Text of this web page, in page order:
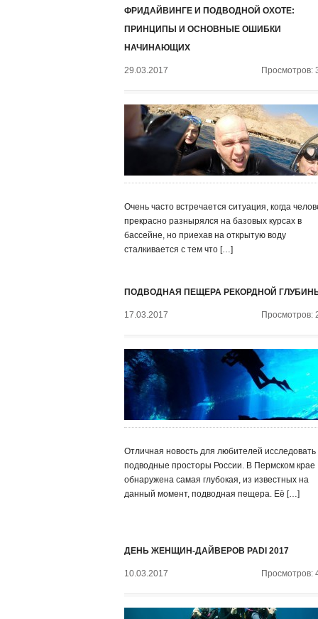
ФРИДАЙВИНГЕ И ПОДВОДНОЙ ОХОТЕ:
ПРИНЦИПЫ И ОСНОВНЫЕ ОШИБКИ
НАЧИНАЮЩИХ
29.03.2017 Просмотров:
Очень часто встречается ситуация, когда
прекрасно разнырялся на базовых курсах в
бассейне, но приехав на открытую воду
сталкивается с тем что […]
ПОДВОДНАЯ ПЕЩЕРА РЕКОРДНОЙ
17.03.2017 Просмотров:
Отличная новость для любителей исследовать
подводные просторы России. В Пермском крае
обнаружена самая глубокая, из известных на
данный момент, подводная пещера. Её […]
ДЕНЬ ЖЕНЩИН-ДАЙВЕРОВ PADI 2017
10.03.2017 Просмотров: